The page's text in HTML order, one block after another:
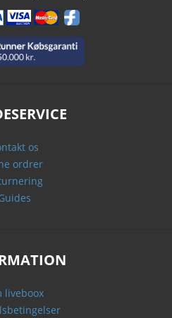
os
ordrer
liveboox